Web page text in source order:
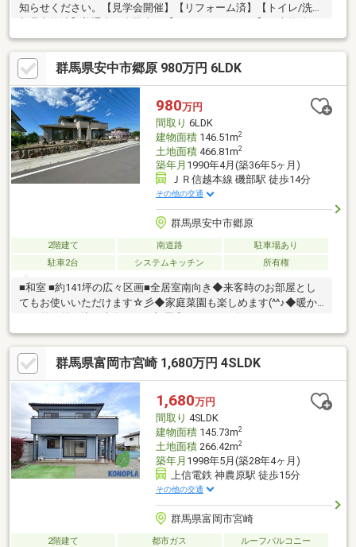
知らせください。【見学会開催】【リフォーム済】【トイレ/洗面
新品交換済】普通車３台駐車可【おすすめポイント】・本物件は
条件により住宅ローン減税が適用されます。・シロアリ防除工事
施工後5年間保証・お客様に合わせたローンの組み方や金融機関を
ご提案。住宅ローンが初めての方でもお気軽にご相談ください
【周辺施設】・富岡市立さくら小学校900ｍ（徒歩12分）・富岡
市立西中学校400ｍ（徒歩5分/自転車2分）・ヤオコー富岡店様
1200ｍ（徒歩15分/車3分）・セブンイレブン富岡上小林
群馬県安中市郷原 980万円 6LDK
980万円
間取り 6LDK
建物面積146.51m2
土地面積466.81m2
築年月 1990年4月(築36年5ヶ月)
ＪＲ信越本線 磯部駅 徒歩14分
その他の交通
群馬県安中市郷原
2階建て 南道路
駐車場あり
駐車2台
システムキッチン 所有権
■和室 ■約141坪の広々区画■全居室南向き◆来客時のお部屋とし
てもお使いいただけます☆彡◆家庭菜園も楽しめます(^^♪◆暖か
ブにご相談ください！■自己資金０円から住宅購入できます!■他社
様でご紹介されている物件も一緒にご提案できます。■他社様や
過去にローンお断りされた方。ローンに自信あります。■平日の
ご見学希望大歓迎です。ご見学予約は0120-919-727【通話料無
料】までお気軽にお電話ください。スマートフォンの方は青いバ
ナーより、お問い合わせいただけます。
群馬県富岡市宮崎 1,680万円 4SLDK
1,680万円
間取り 4SLDK
建物面積145.73m2
土地面積266.42m2
築年月 1998年5月(築28年4ヶ月)
上信電鉄 神農原駅 徒歩15分
その他の交通
群馬県富岡市宮崎
2階建て 都市ガス
ルーフバルコニー